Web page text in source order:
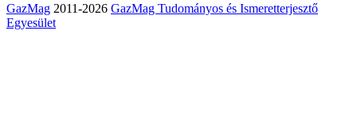
GazMag 2011-2026 GazMag Tudományos és Ismeretterjesztő
Egyesület